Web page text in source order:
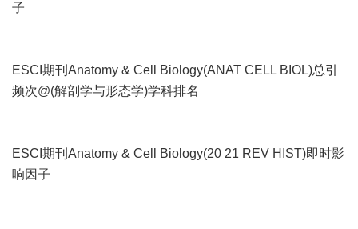
子
ESCI期刊Anatomy & Cell Biology(ANAT CELL BIOL)总引
频次@(解剖学与形态学)学科排名
ESCI期刊Anatomy & Cell Biology(20 21 REV HIST)即时影
响因子